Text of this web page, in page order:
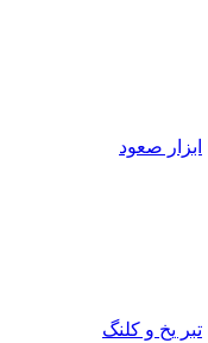
ابزار صعود
تبر یخ و کلنگ